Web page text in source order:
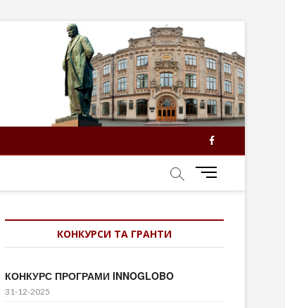
Facebook
M
u
u
КОНКУРСИ ТА ГРАНТИ
КОНКУРС ПРОГРАМИ INNOGLOBO
31-12-2025